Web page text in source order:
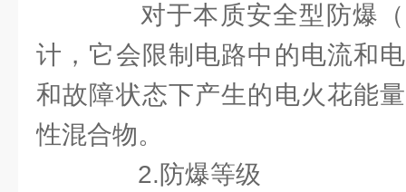
对于本质安全型防爆（
计，它会限制电路中的电流和
和故障状态下产生的电火花能
性混合物。
2.防爆等级